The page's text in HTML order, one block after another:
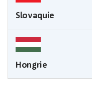
Slovaquie
Hongrie